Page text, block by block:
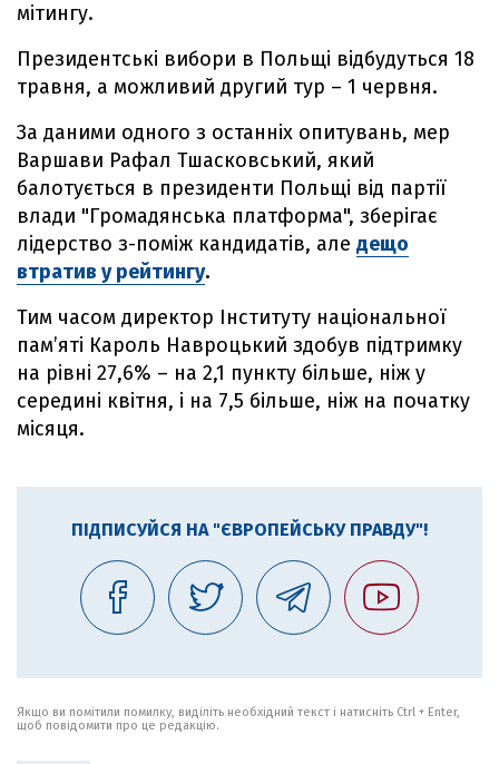
мітингу.
Президентські вибори в Польщі відбудуться 18
травня, а можливий другий тур – 1 червня.
За даними одного з останніх опитувань, мер
Варшави Рафал Тшасковський, який
балотується в президенти Польщі від партії
влади "Громадянська платформа", зберігає
лідерство з-поміж кандидатів, але дещо
втратив у рейтингу.
Тим часом директор Інституту національної
памʼяті Кароль Навроцький здобув підтримку
на рівні 27,6% – на 2,1 пункту більше, ніж у
середині квітня, і на 7,5 більше, ніж на початку
місяця.
ПІДПИСУЙСЯ НА "ЄВРОПЕЙСЬКУ ПРАВДУ"!
Якщо ви помітили помилку, виділіть необхідний текст і натисніть Ctrl + Enter,
щоб повідомити про це редакцію.